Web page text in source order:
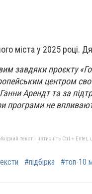
міста у 2025 році.
завдяки проєкту
центром
Арендт та за
не
текст і натисніть Ctrl +
#підбірка #топ-10